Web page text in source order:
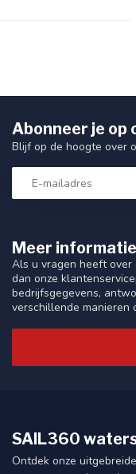
Meer informatie
Als u vragen heeft over
dan onze
bedrijfsgegevens,
verschillende manieren
Abonneer je op
Blijf op de hoogte over
SAIL360
Ontdek onze